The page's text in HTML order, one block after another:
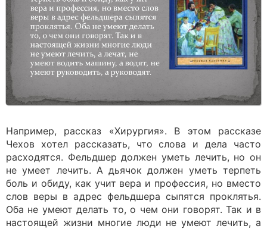
Например, рассказ «Хирургия». В этом рассказе
Чехов хотел рассказать, что слова и дела часто
расходятся. Фельдшер должен уметь лечить, но он
не умеет лечить. А дьячок должен уметь терпеть
боль и обиду, как учит вера и профессия, но вместо
слов веры в адрес фельдшера сыпятся проклятья.
Оба не умеют делать то, о чем они говорят. Так и в
настоящей жизни многие люди не умеют лечить, а